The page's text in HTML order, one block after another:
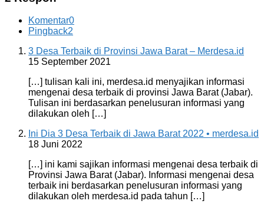
Komentar0
Pingback2
3 Desa Terbaik di Provinsi Jawa Barat – Merdesa.id
15 September 2021
[…] tulisan kali ini, merdesa.id menyajikan informasi
mengenai desa terbaik di provinsi Jawa Barat (Jabar).
Tulisan ini berdasarkan penelusuran informasi yang
dilakukan oleh […]
Ini Dia 3 Desa Terbaik di Jawa Barat 2022 • merdesa.id
18 Juni 2022
[…] ini kami sajikan informasi mengenai desa terbaik di
Provinsi Jawa Barat (Jabar). Informasi mengenai desa
terbaik ini berdasarkan penelusuran informasi yang
dilakukan oleh merdesa.id pada tahun […]